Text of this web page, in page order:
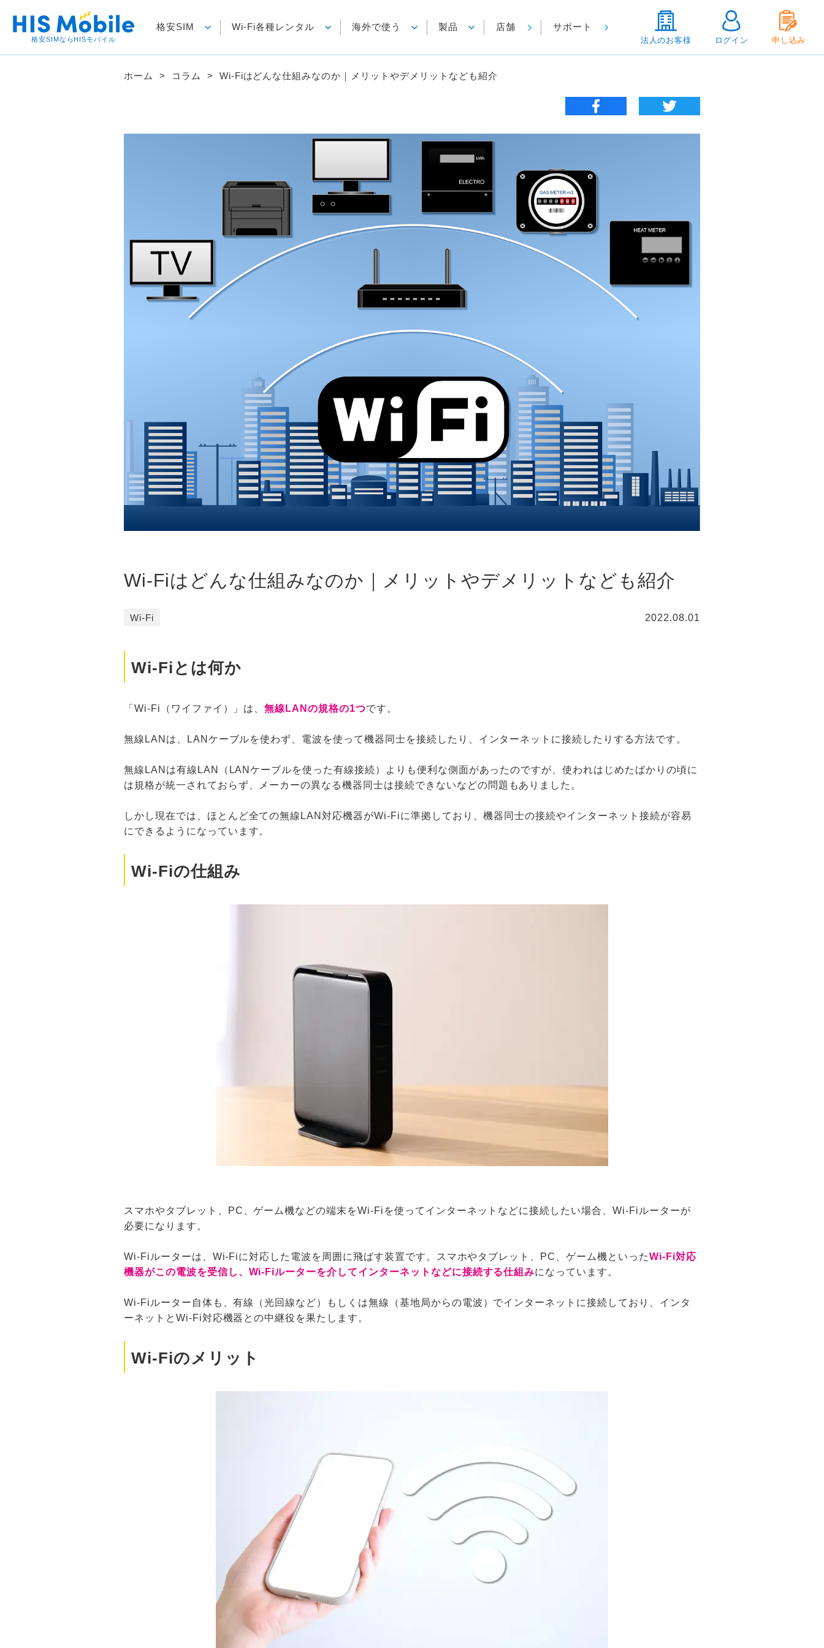
格安SIMならHISモバイル
格安SIM Wi-Fi各種レンタル 海外で使う 製品 店舗 サポート
法人のお客様 ログイン 申し込み
ホーム コラム Wi-Fiはどんな仕組みなのか｜メリットやデメリットなども紹介
Wi-Fiはどんな仕組みなのか｜メリットやデメリットなども紹介
Wi-Fi 2022.08.01
Wi-Fiとは何か
「Wi-Fi（ワイファイ）」は、無線LANの規格の1つです。
無線LANは、LANケーブルを使わず、電波を使って機器同士を接続したり、インターネットに接続したりする方法です。
無線LANは有線LAN（LANケーブルを使った有線接続）よりも便利な側面があったのですが、使われはじめたばかりの頃に
は規格が統一されておらず、メーカーの異なる機器同士は接続できないなどの問題もありました。
しかし現在では、ほとんど全ての無線LAN対応機器がWi-Fiに準拠しており、機器同士の接続やインターネット接続が容易
にできるようになっています。
Wi-Fiの仕組み
スマホやタブレット、PC、ゲーム機などの端末をWi-Fiを使ってインターネットなどに接続したい場合、Wi-Fiルーターが
必要になります。
Wi-Fiルーターは、Wi-Fiに対応した電波を周囲に飛ばす装置です。スマホやタブレット、PC、ゲーム機といったWi-Fi対応
機器がこの電波を受信し、Wi-Fiルーターを介してインターネットなどに接続する仕組みになっています。
Wi-Fiルーター自体も、有線（光回線など）もしくは無線（基地局からの電波）でインターネットに接続しており、インタ
ーネットとWi-Fi対応機器との中継役を果たします。
Wi-Fiのメリット